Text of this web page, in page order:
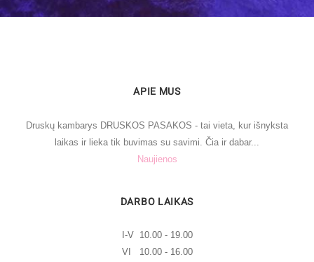
APIE MUS
Druskų kambarys DRUSKOS PASAKOS - tai vieta, kur išnyksta
laikas ir lieka tik buvimas su savimi. Čia ir dabar...
Naujienos
DARBO LAIKAS
I-V 10.00 - 19.00
VI 10.00 - 16.00